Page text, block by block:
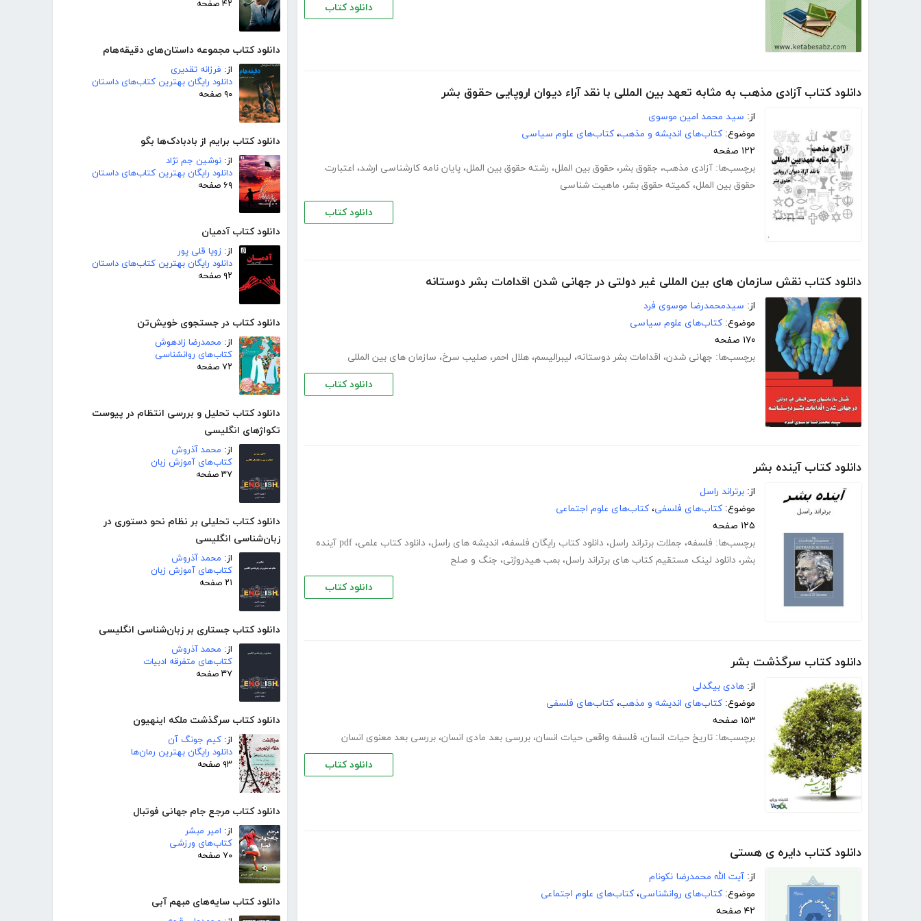
۴۲ صفحه
دانلود کتاب مجموعه داستان‌های دقیقه‌هام
از: فرزانه تقدیری
دانلود رایگان بهترین کتاب‌های داستان
۹۰ صفحه
دانلود کتاب برایم از بادبادک‌ها بگو
از: نوشین جم نژاد
دانلود رایگان بهترین کتاب‌های داستان
۶۹ صفحه
دانلود کتاب آدمیان
از: زویا قلی پور
دانلود رایگان بهترین کتاب‌های داستان
۹۲ صفحه
دانلود کتاب در جستجوی خویش‌تن
از: محمدرضا زادهوش
کتاب‌های روانشناسی
۷۲ صفحه
دانلود کتاب تحلیل و بررسی انتظام در پیوست
تکواژهای انگلیسی
از: محمد آذروش
کتاب‌های آموزش زبان
۳۷ صفحه
دانلود کتاب تحلیلی بر نظام نحو دستوری در
زبان‌شناسی انگلیسی
از: محمد آذروش
کتاب‌های آموزش زبان
۲۱ صفحه
دانلود کتاب جستاری بر زبان‌شناسی انگلیسی
از: محمد آذروش
کتاب‌های متفرقه ادبیات
۳۷ صفحه
دانلود کتاب سرگذشت ملکه اینهیون
از: کیم جونگ آن
دانلود رایگان بهترین رمان‌ها
۹۳ صفحه
دانلود کتاب مرجع جام جهانی فوتبال
از: امیر مبشر
کتاب‌های ورزشی
۷۰ صفحه
دانلود کتاب سایه‌های مبهم آبی
دانلود کتاب
دانلود کتاب آزادی مذهب به مثابه تعهد بین المللی با نقد آراء دیوان اروپایی حقوق بشر
از: سید محمد امین موسوی
موضوع: کتاب‌های اندیشه و مذهب، کتاب‌های علوم سیاسی
۱۲۲ صفحه
برچسب‌ها: آزادی مذهب، جقوق بشر، حقوق بین الملل، رشته حقوق بین الملل، پایان نامه کارشناسی ارشد، اعتبارت
حقوق بین الملل، کمیته حقوق بشر، ماهیت شناسی
دانلود کتاب
دانلود کتاب نقش سازمان های بین المللی غیر دولتی در جهانی شدن اقدامات بشر دوستانه
از: سیدمحمدرضا موسوی فرد
موضوع: کتاب‌های علوم سیاسی
۱۷۰ صفحه
برچسب‌ها: جهانی شدن، اقدامات بشر دوستانه، لیبرالیسم، هلال احمر، صلیب سرخ، سازمان های بین المللی
دانلود کتاب
دانلود کتاب آینده بشر
از: برتراند راسل
موضوع: کتاب‌های فلسفی، کتاب‌های علوم اجتماعی
۱۲۵ صفحه
برچسب‌ها: فلسفه، جملات برتراند راسل، دانلود کتاب رایگان فلسفه، اندیشه های راسل، دانلود کتاب علمی،
pdf آینده
بشر، دانلود لینک مستقیم کتاب های برتراند راسل، بمب هیدروژنی، جنگ و صلح
دانلود کتاب
دانلود کتاب سرگذشت بشر
از: هادی بیگدلی
موضوع: کتاب‌های اندیشه و مذهب، کتاب‌های فلسفی
۱۵۳ صفحه
برچسب‌ها: تاریخ حیات انسان، فلسفه واقعی حیات انسان، بررسی بعد مادی انسان، بررسی بعد معنوی انسان
دانلود کتاب
دانلود کتاب دایره ی هستی
از: آیت الله محمدرضا نکونام
موضوع: کتاب‌های روانشناسی، کتاب‌های علوم اجتماعی
۴۲ صفحه